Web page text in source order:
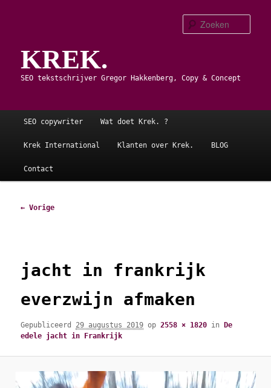
primaire
inhoudKREK.
SEO tekstschrijver Gregor Hakkenberg, Copy & Concept
Hoofdmenu
SEO copywriter Wat doet Krek. ?
Krek International Klanten over Krek. BLOG
Contact
Afbeeldingsnavigatie
← Vorige
jacht in frankrijk
everzwijn afmaken
Gepubliceerd 29 augustus 2019 op2558 × 1820 inDe
edele jacht in Frankrijk